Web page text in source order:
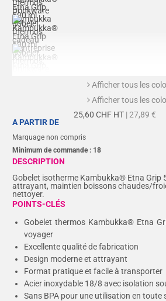
Afficher tous les
Afficher tous les
25,60CHF HT | 27,89 €
A PARTIR DE
Marquage non compris
Minimum de commande : 18
DESCRIPTION
Gobelet isotherme Kambukka® Etna Grip
attrayant, maintien boissons chaudes/
nettoyer.
POINTS-CLÉS
Gobelet thermos Kambukka® Etna
voyager
Excellente qualité de fabrication
Design moderne et attrayant
Format pratique et facile à transporter
Acier inoxydable 18/8 avec isolation
Sans BPA pour une utilisation en toute